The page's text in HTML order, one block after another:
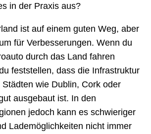
in der Praxis aus?
ist auf einem guten Weg, aber
für Verbesserungen. Wenn du
durch das Land fahren
feststellen, dass die Infrastruktur
wie Dublin, Cork oder
ausgebaut ist. In den
jedoch kann es schwieriger
Lademöglichkeiten nicht immer